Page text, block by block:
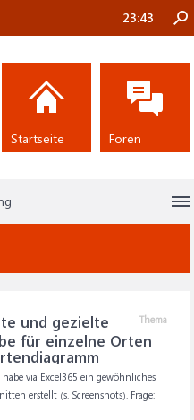
Thema
und gezielte
für einzelne Orten
via Excel365 ein gewöhnliches
erstellt (s. Screenshots). Frage:
23:43
Startseite Foren